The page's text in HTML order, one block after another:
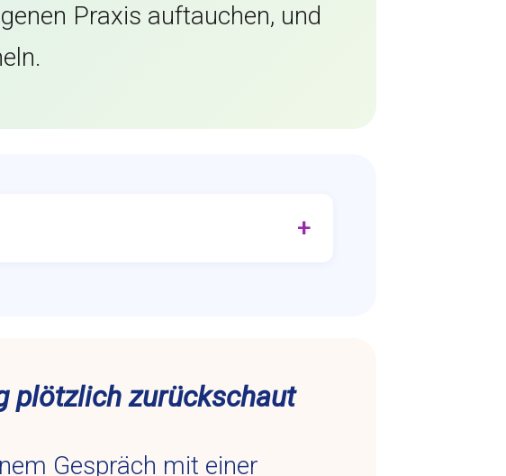
Praxis auftauchen, und
plötzlich zurückschaut
Gespräch mit einer